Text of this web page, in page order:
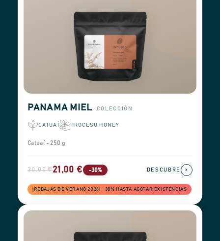
PANAMA MIEL COLECCIÓN
CATUAÍ PROCESO HONEY
Catuaí - 250 g
30,00 €21,00 € -30%
¡REBAJAS DE VERANO 2026! −30% HASTA AGOTAR EXISTENCIAS
DESCUBRE ›